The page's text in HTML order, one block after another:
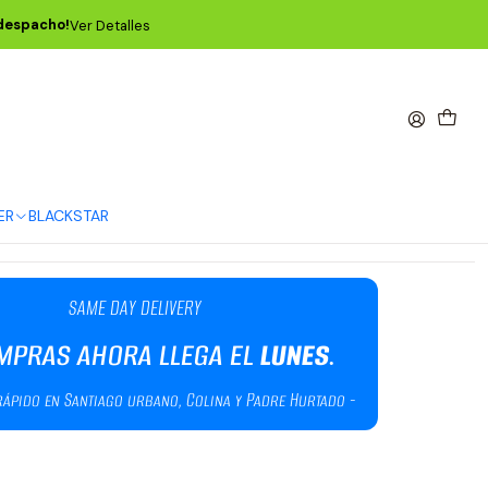
BLACKSTAR
Ver Detalles
- Pack de 6 P09336
2.0mm White Teardrop -